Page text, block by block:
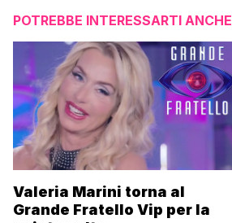
POTREBBE INTERESSARTI ANCHE
Valeria Marini torna al
Grande Fratello Vip per la